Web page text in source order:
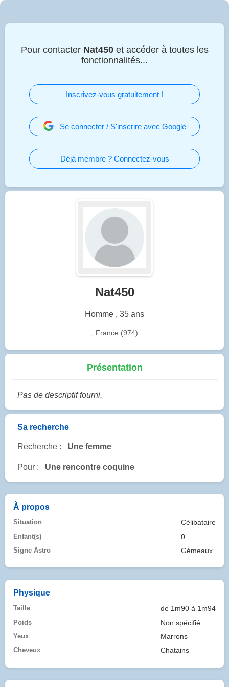
Pour contacter Nat450et accéder à toutes les
fonctionnalités...
Inscrivez-vous gratuitement !
Se connecter / S'inscrire avec Google
Déjà membre ? Connectez-vous
Nat450
Homme , 35 ans
, France (974)
Présentation
Pas de descriptif fourni.
Sa recherche
Recherche : Une femme
Pour : Une rencontre coquine
À propos
Situation Célibataire
Enfant(s) 0
Signe Astro Gémeaux
Physique
Taille de 1m90 à 1m94
Poids Non spécifié
Yeux Marrons
Cheveux Chatains